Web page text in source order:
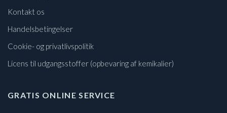
Kontakt os
Handelsbetingelser
Cookie- og privatlivspolitik
Licens til udgangsstoffer (opbevaring af kemikalier)
GRATIS ONLINE SERVICE